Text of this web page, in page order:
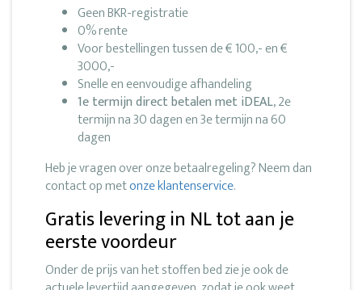
Geen BKR-registratie
0% rente
Voor bestellingen tussen de € 100,- en €
3000,-
Snelle en eenvoudige afhandeling
1e termijn direct betalen met iDEAL, 2e
termijn na 30 dagen en 3e termijn na 60
dagen
Heb je vragen over onze betaalregeling? Neem dan
contact op metonze klantenservice.
Gratis levering in NL tot aan je
eerste voordeur
Onder de prijs van het stoffen bed zie je ook de